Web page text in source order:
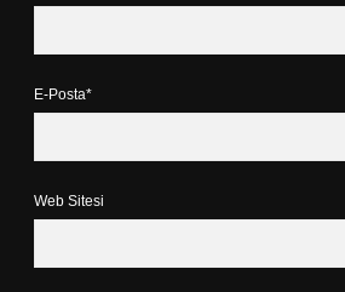
E-Posta*
Web Sitesi